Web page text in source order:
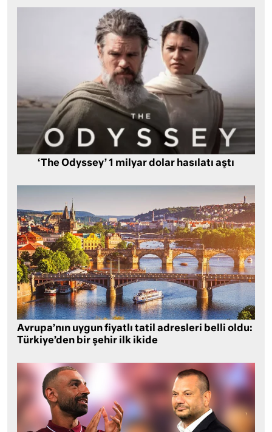
‘The Odyssey’ 1 milyar dolar hasılatı aştı
Avrupa’nın uygun fiyatlı tatil adresleri belli oldu:
Türkiye’den bir şehir ilk ikide